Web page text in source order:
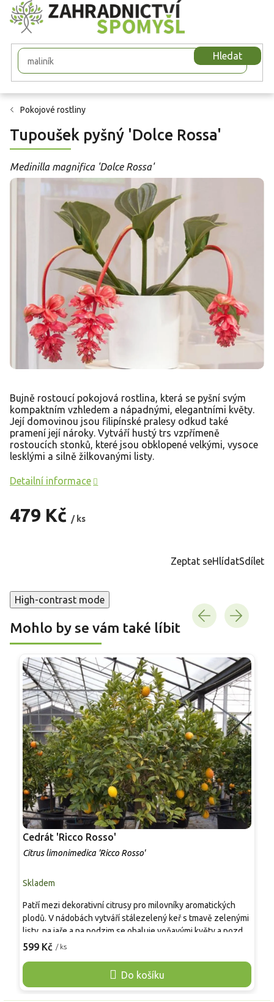
Přejít
na
obsah
Hledat
Pokojové rostliny
Tupoušek pyšný 'Dolce Rossa'
Medinilla magnifica 'Dolce Rossa'
479 Kč / ks
Bujně rostoucí pokojová rostlina, která se pyšní svým
kompaktním vzhledem a nápadnými, elegantními květy.
Její domovinou jsou filipínské pralesy odkud také
pramení její nároky. Vytváří hustý trs vzpřímeně
rostoucích stonků, které jsou obklopené velkými, vysoce
lesklými a silně žilkovanými listy.
Detailní informace
Zeptat seHlídatSdílet
High-contrast mode
Mohlo by se vám také líbit
Cedrát 'Ricco Rosso'
Citrus limonimedica 'Ricco Rosso'
Skladem
599 Kč / ks
Do košíku
Patří mezi dekorativní citrusy pro milovníky aromatických
plodů. V nádobách vytváří stálezelený keř s tmavě zelenými
listy, na jaře a na podzim se obaluje voňavými květy a později
nese větší citrony s načervenalou kůrou i dužninou. Plody
látek, dobře se hodí do kuchyně i jako nápadný prvek zimní
zahrady.